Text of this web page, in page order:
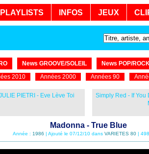
PLAYLISTS INFOS JEUX
News GROOVE/SOLEIL
News POP/
2010 Années 2000 Années 90
PIETRI - Eve Lève Toi
Simply Red - If You
Madonna - True Blue
Année : 1986 | Ajouté le 07/12/10 dans VARIETES 80|